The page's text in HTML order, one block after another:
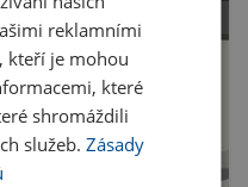
reklamními
kteří je mohou
které
shromáždili
služeb.Zásady